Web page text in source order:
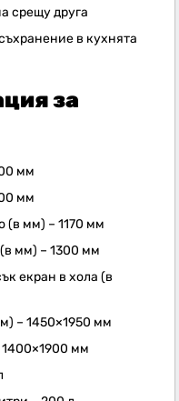
срещу друга
в кухнята
за
мм
мм
(в мм) – 1170 мм
мм) – 1300 мм
екран в хола (в
– 1450×1950 мм
мм